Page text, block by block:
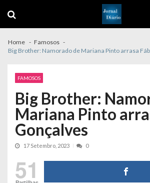
navigation
content
Home
Famosos
Big Brother: Namorado de Mariana Pinto arrasa
FAMOSOS
Big Brother:
Mariana Pinto
Gonçalves
17 Setembro, 2023 0
51